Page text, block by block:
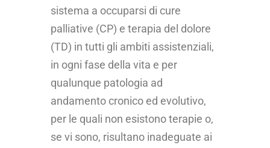
sistema a occuparsi di cure
palliative (CP) e terapia del dolore
(TD) in tutti gli ambiti assistenziali,
in ogni fase della vita e per
qualunque patologia ad
andamento cronico ed evolutivo,
per le quali non esistono terapie o,
se vi sono, risultano inadeguate ai